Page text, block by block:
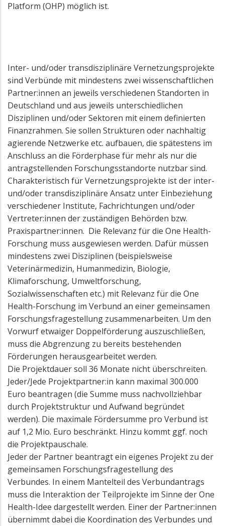
Platform (OHP) möglich ist.
Inter- und/oder transdisziplinäre Vernetzungsprojekte
sind Verbünde mit mindestens zwei wissenschaftlichen
Partner:innen an jeweils verschiedenen Standorten in
Deutschland und aus jeweils unterschiedlichen
Disziplinen und/oder Sektoren mit einem definierten
Finanzrahmen. Sie sollen Strukturen oder nachhaltig
agierende Netzwerke etc. aufbauen, die spätestens im
Anschluss an die Förderphase für mehr als nur die
antragstellenden Forschungsstandorte nutzbar sind.
Charakteristisch für Vernetzungsprojekte ist der inter-
und/oder transdisziplinäre Ansatz unter Einbeziehung
verschiedener Institute, Fachrichtungen und/oder
Vertreter:innen der zuständigen Behörden bzw.
Praxispartner:innen. Die Relevanz für die One Health-
Forschung muss ausgewiesen werden. Dafür müssen
mindestens zwei Disziplinen (beispielsweise
Veterinärmedizin, Humanmedizin, Biologie,
Klimaforschung, Umweltforschung,
Sozialwissenschaften etc.) mit Relevanz für die One
Health-Forschung im Verbund an einer gemeinsamen
Forschungsfragestellung zusammenarbeiten. Um den
Vorwurf etwaiger Doppelförderung auszuschließen,
muss die Abgrenzung zu bereits bestehenden
Förderungen herausgearbeitet werden.
Die Projektdauer soll 36 Monate nicht überschreiten.
Jeder/Jede Projektpartner:in kann maximal 300.000
Euro beantragen (die Summe muss nachvollziehbar
durch Projektstruktur und Aufwand begründet
werden). Die maximale Fördersumme pro Verbund ist
auf 1,2 Mio. Euro beschränkt. Hinzu kommt ggf. noch
die Projektpauschale.
Jeder der Partner beantragt ein eigenes Projekt zu der
gemeinsamen Forschungsfragestellung des
Verbundes. In einem Mantelteil des Verbundantrags
muss die Interaktion der Teilprojekte im Sinne der One
Health-Idee dargestellt werden. Einer der Partner:innen
übernimmt dabei die Koordination des Verbundes und